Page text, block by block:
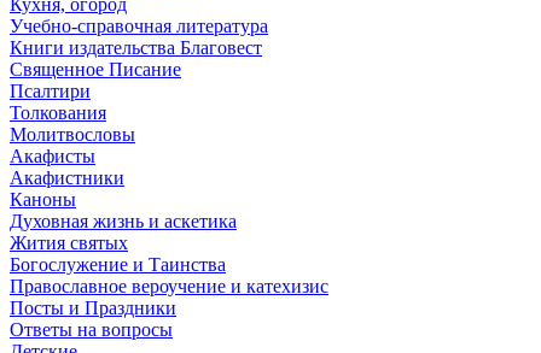
Кухня, огород
Учебно-справочная литература
Книги издательства Благовест
Священное Писание
Псалтири
Толкования
Молитвословы
Акафисты
Акафистники
Каноны
Духовная жизнь и аскетика
Жития святых
Богослужение и Таинства
Православное вероучение и катехизис
Посты и Праздники
Ответы на вопросы